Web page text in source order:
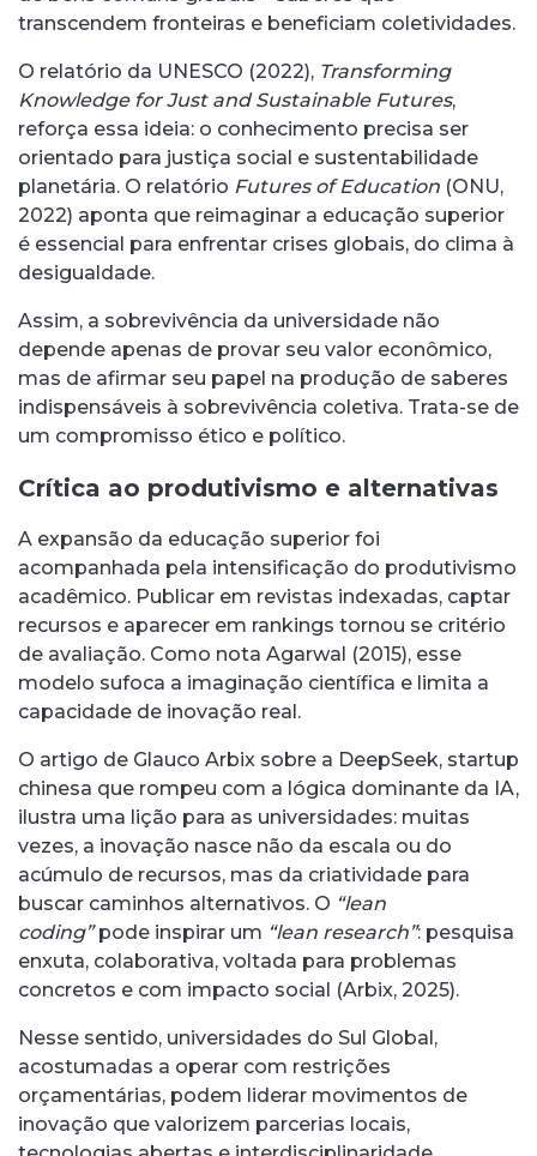
transcendem fronteiras e beneficiam coletividades.
O relatório da UNESCO (2022), Transforming
Knowledge for Just and Sustainable Futures,
reforça essa ideia: o conhecimento precisa ser
orientado para justiça social e sustentabilidade
planetária. O relatório Futures of Education (ONU,
2022) aponta que reimaginar a educação superior
é essencial para enfrentar crises globais, do clima à
desigualdade.
Assim, a sobrevivência da universidade não
depende apenas de provar seu valor econômico,
mas de afirmar seu papel na produção de saberes
indispensáveis à sobrevivência coletiva. Trata-se de
um compromisso ético e político.
Crítica ao produtivismo e alternativas
A expansão da educação superior foi
acompanhada pela intensificação do produtivismo
acadêmico. Publicar em revistas indexadas, captar
recursos e aparecer em rankings tornou se critério
de avaliação. Como nota Agarwal (2015), esse
modelo sufoca a imaginação científica e limita a
capacidade de inovação real.
O artigo de Glauco Arbix sobre a DeepSeek, startup
chinesa que rompeu com a lógica dominante da IA,
ilustra uma lição para as universidades: muitas
vezes, a inovação nasce não da escala ou do
acúmulo de recursos, mas da criatividade para
buscar caminhos alternativos. O “lean
coding”pode inspirar um “lean research”: pesquisa
enxuta, colaborativa, voltada para problemas
concretos e com impacto social (Arbix, 2025).
Nesse sentido, universidades do Sul Global,
acostumadas a operar com restrições
orçamentárias, podem liderar movimentos de
inovação que valorizem parcerias locais,